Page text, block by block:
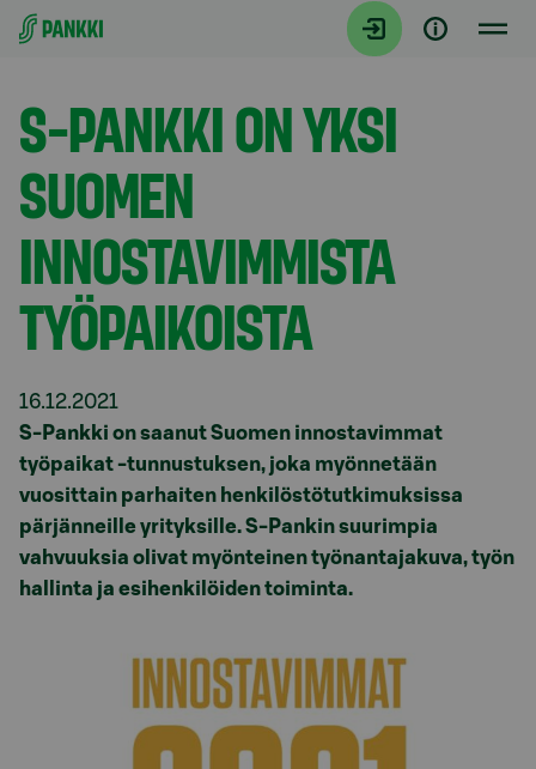
Siirry suoraan sisältöön
Tiedotteet
S-PANKKI ON YKSI
SUOMEN
INNOSTAVIMMISTA
TYÖPAIKOISTA
16.12.2021
S-Pankki on saanut Suomen innostavimmat
työpaikat -tunnustuksen, joka myönnetään
vuosittain parhaiten henkilöstötutkimuksissa
pärjänneille yrityksille. S-Pankin suurimpia
vahvuuksia olivat myönteinen työnantajakuva, työn
hallinta ja esihenkilöiden toiminta.